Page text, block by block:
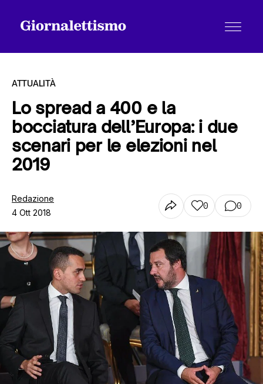
Tutti gli articoli
ATTUALITÀ
Lo spread a 400 e la
bocciatura dell’Europa: i due
scenari per le elezioni nel
2019
Redazione
4 Ott 2018
0 0